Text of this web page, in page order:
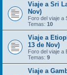
Viaje a Sri
Nov)
Foro del viaje a
Temas: 10
Viaje a
13 de Nov)
Foro del viaje a
Temas: 9
Viaje a